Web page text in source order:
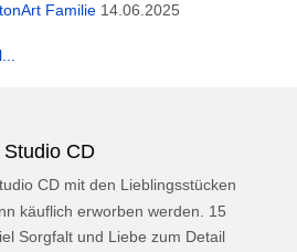
Familie 14.06.2025
Studio CD
CD mit den Lieblingsstücken
käuflich erworben werden. 15
Sorgfalt und Liebe zum Detail